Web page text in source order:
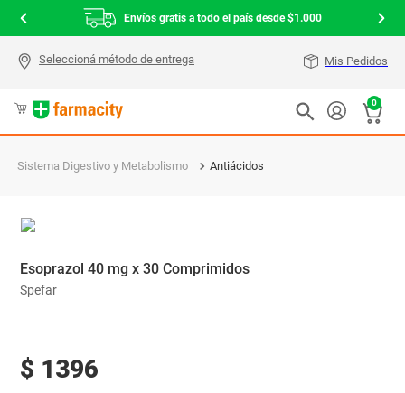
Envíos gratis a todo el país desde $1.000
Mis Pedidos
0
Sistema Digestivo y Metabolismo Antiácidos
Esoprazol 40 mg x 30 Comprimidos
Spefar
$ 1396